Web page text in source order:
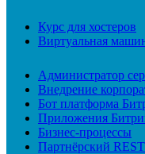
Курс для хостеров
Виртуальная
Администратор
Внедрение
Бот платформа
Приложения
Бизнес-процессы
Партнёрский REST